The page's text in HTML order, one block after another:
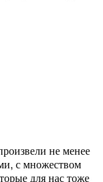
не менее
с множеством
для нас тоже